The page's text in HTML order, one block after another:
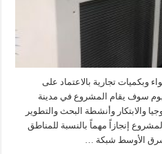
وبكميات تجارية بالاعتماد على
سوف يقام المشروع في مدينة
والابتكار وأنشطة البحث والتطوير
إنجازاً مهماً بالنسبة للمناطق
الأوسط شبكة …